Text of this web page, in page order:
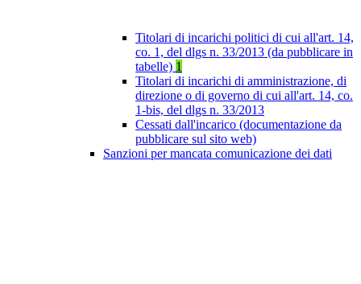
Titolari di incarichi politici di cui all'art. 14,
co. 1, del dlgs n. 33/2013 (da pubblicare in
tabelle) 1
Titolari di incarichi di amministrazione, di
direzione o di governo di cui all'art. 14, co.
1-bis, del dlgs n. 33/2013
Cessati dall'incarico (documentazione da
pubblicare sul sito web)
Sanzioni per mancata comunicazione dei dati